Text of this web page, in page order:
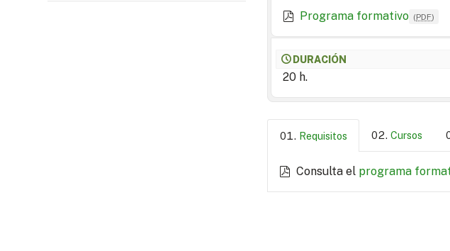
Programa formativo (PDF)
DURACIÓN
20 h.
Requisitos Cursos
Consulta el programa